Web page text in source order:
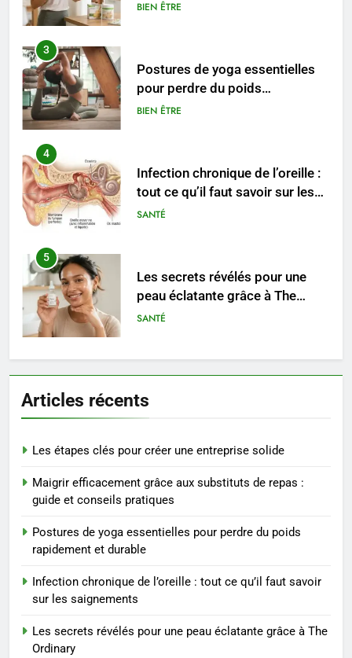
conseils pratiques
BIEN ÊTRE
3
Postures de yoga essentielles
pour perdre du poids
rapidement et durable
BIEN ÊTRE
4
Infection chronique de l’oreille :
tout ce qu’il faut savoir sur les
saignements
SANTÉ
5
Les secrets révélés pour une
peau éclatante grâce à The
Ordinary
SANTÉ
6
seniors: aménagement et
exercices
BIEN ÊTRE
Voyance à La Rochelle : où
trouver un accompagnement
BIEN ÊTRE
Sclérose en plaques et
maternité : tout ce que les
femmes enceintes doivent
SANTÉ
Articles récents
Les étapes clés pour créer une entreprise solide
Maigrir efficacement grâce aux substituts de repas :
guide et conseils pratiques
Postures de yoga essentielles pour perdre du poids
rapidement et durable
Infection chronique de l’oreille : tout ce qu’il faut savoir
sur les saignements
Les secrets révélés pour une peau éclatante grâce à The
Ordinary